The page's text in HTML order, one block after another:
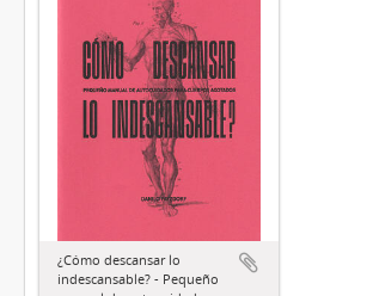
¿Cómo descansar lo
indescansable? - Pequeño